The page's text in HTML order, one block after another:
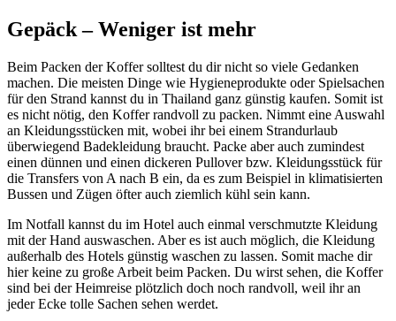
Gepäck – Weniger ist mehr
Beim Packen der Koffer solltest du dir nicht so viele Gedanken
machen. Die meisten Dinge wie Hygieneprodukte oder Spielsachen
für den Strand kannst du in Thailand ganz günstig kaufen. Somit ist
es nicht nötig, den Koffer randvoll zu packen. Nimmt eine Auswahl
an Kleidungsstücken mit, wobei ihr bei einem Strandurlaub
überwiegend Badekleidung braucht. Packe aber auch zumindest
einen dünnen und einen dickeren Pullover bzw. Kleidungsstück für
die Transfers von A nach B ein, da es zum Beispiel in klimatisierten
Bussen und Zügen öfter auch ziemlich kühl sein kann.
Im Notfall kannst du im Hotel auch einmal verschmutzte Kleidung
mit der Hand auswaschen. Aber es ist auch möglich, die Kleidung
außerhalb des Hotels günstig waschen zu lassen. Somit mache dir
hier keine zu große Arbeit beim Packen. Du wirst sehen, die Koffer
sind bei der Heimreise plötzlich doch noch randvoll, weil ihr an
jeder Ecke tolle Sachen sehen werdet.